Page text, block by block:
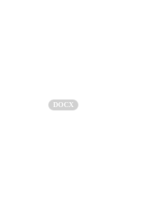
DOCX